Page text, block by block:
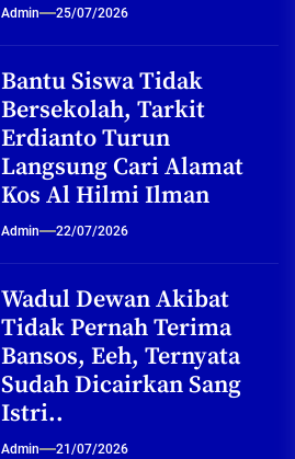
Admin 25/07/2026
Bantu Siswa Tidak
Bersekolah, Tarkit
Erdianto Turun
Langsung Cari Alamat
Kos Al Hilmi Ilman
Admin 22/07/2026
Wadul Dewan Akibat
Tidak Pernah Terima
Bansos, Eeh, Ternyata
Sudah Dicairkan Sang
Istri..
Admin 21/07/2026